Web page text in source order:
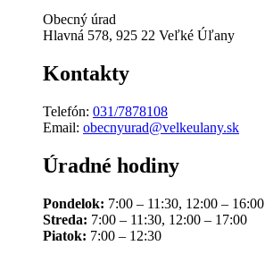
Obecný úrad
Hlavná 578, 925 22 Veľké Úľany
Kontakty
Telefón: 031/7878108
Email: obecnyurad@velkeulany.sk
Úradné hodiny
Pondelok: 7:00 – 11:30, 12:00 – 16:00
Streda: 7:00 – 11:30, 12:00 – 17:00
Piatok: 7:00 – 12:30